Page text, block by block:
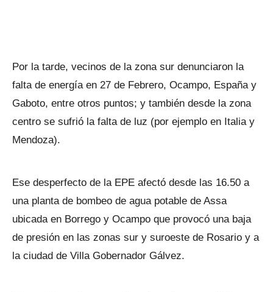
Por la tarde, vecinos de la zona sur denunciaron la
falta de energía en 27 de Febrero, Ocampo, España y
Gaboto, entre otros puntos; y también desde la zona
centro se sufrió la falta de luz (por ejemplo en Italia y
Mendoza).
Ese desperfecto de la EPE afectó desde las 16.50 a
una planta de bombeo de agua potable de Assa
ubicada en Borrego y Ocampo que provocó una baja
de presión en las zonas sur y suroeste de Rosario y a
la ciudad de Villa Gobernador Gálvez.